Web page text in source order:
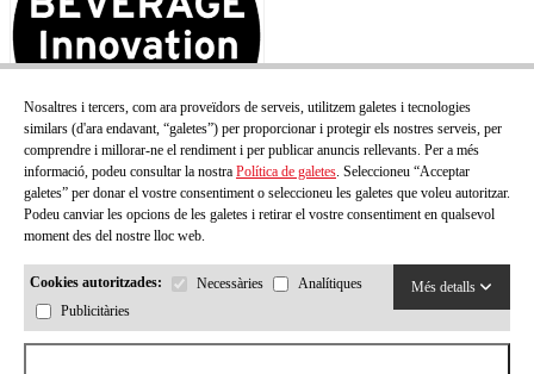
Nosaltres i tercers, com ara proveïdors de serveis, utilitzem galetes i tecnologies
similars (d'ara endavant, “galetes”) per proporcionar i protegir els nostres serveis, per
comprendre i millorar-ne el rendiment i per publicar anuncis rellevants. Per a més
informació, podeu consultar la nostra Política de galetes. Seleccioneu “Acceptar
galetes” per donar el vostre consentiment o seleccioneu les galetes que voleu autoritzar.
Podeu canviar les opcions de les galetes i retirar el vostre consentiment en qualsevol
moment des del nostre lloc web.
Cookies autoritzades: Necessàries
Analítiques
Publicitàries
Més detalls